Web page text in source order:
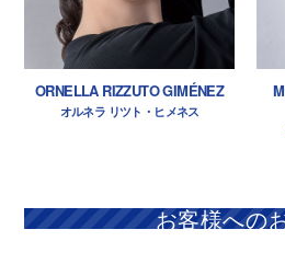
ORNELLA RIZZUTO GIMÉNEZ
オルネラ リツト・ヒメネス
お客様への